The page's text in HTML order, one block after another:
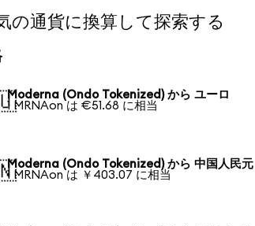
貨に換算して探索する
Moderna (Ondo Tokenized) から ユーロ
1 MRNAon は €51.68 に相当
Moderna (Ondo Tokenized) から 中国人民元
1 MRNAon は ￥403.07 に相当